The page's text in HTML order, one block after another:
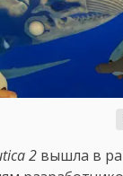
2 вышла в